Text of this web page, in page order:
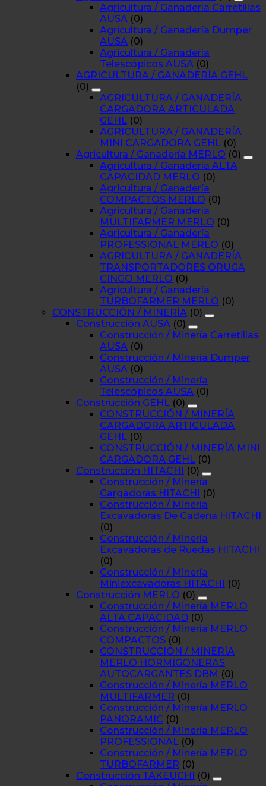
Agricultura / Ganadería Carretillas
AUSA (0)
Agricultura / Ganadería Dumper
AUSA (0)
Agricultura / Ganadería
Telescópicos AUSA (0)
AGRICULTURA / GANADERÍA GEHL
(0)
AGRICULTURA / GANADERÍA
CARGADORA ARTICULADA
GEHL (0)
AGRICULTURA / GANADERÍA
MINI CARGADORA GEHL (0)
Agricultura / Ganadería MERLO (0)
Agricultura / Ganadería ALTA
CAPACIDAD MERLO (0)
Agricultura / Ganadería
COMPACTOS MERLO (0)
Agricultura / Ganadería
MULTIFARMER MERLO (0)
Agricultura / Ganadería
PROFESSIONAL MERLO (0)
AGRICULTURA / GANADERÍA
TRANSPORTADORES ORUGA
CINGO MERLO (0)
Agricultura / Ganadería
TURBOFARMER MERLO (0)
CONSTRUCCIÓN / MINERÍA (0)
Construcción AUSA (0)
Construcción / Minería Carretillas
AUSA (0)
Construcción / Minería Dumper
AUSA (0)
Construcción / Minería
Telescópicos AUSA (0)
Construcción GEHL (0)
CONSTRUCCIÓN / MINERÍA
CARGADORA ARTICULADA
GEHL (0)
CONSTRUCCIÓN / MINERÍA MINI
CARGADORA GEHL (0)
Construcción HITACHI (0)
Construcción / Minería
Cargadoras HITACHI (0)
Construcción / Minería
Excavadoras De Cadena HITACHI
(0)
Construcción / Minería
Excavadoras de Ruedas HITACHI
(0)
Construcción / Minería
Miniexcavadoras HITACHI (0)
Construcción MERLO (0)
Construcción / Minería MERLO
ALTA CAPACIDAD (0)
Construcción / Minería MERLO
COMPACTOS (0)
CONSTRUCCIÓN / MINERÍA
MERLO HORMIGONERAS
AUTOCARGANTES DBM (0)
Construcción / Minería MERLO
MULTIFARMER (0)
Construcción / Minería MERLO
PANORAMIC (0)
Construcción / Minería MERLO
PROFESSIONAL (0)
Construcción / Minería MERLO
TURBOFARMER (0)
Construcción TAKEUCHI (0)